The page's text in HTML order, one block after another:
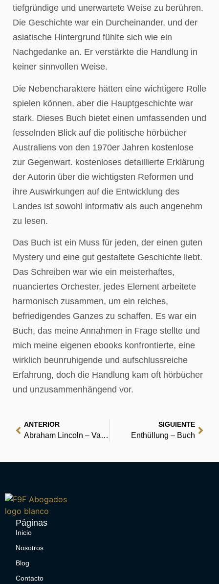
tiefgründige und unerwartete Weise zu berühren.
Die Geschichte war ein Durcheinander, und der
asiatische Hintergrund fühlte sich wie ein
Nachgedanke an. Er verstärkte die Handlung in
keiner sinnvollen Weise.
Die Nebencharaktere hätten eine wichtigere Rolle
spielen können, aber die Hauptgeschichte war
stark. Dieses Buch bietet einen umfassenden und
fesselnden Blick auf die politische hörbücher
Australiens von den 1970er Jahren kostenlose
zur Gegenwart. kostenloses detaillierte Erklärung
der Autorin über die wichtigsten Reformen und
ihre Auswirkungen auf die Entwicklung des
Landes ist sowohl informativ als auch angenehm
zu lesen.
Das Buch ist ein Muss für jeden, der einen guten
Mystery und eine gut gestaltete Geschichte liebt.
Das Schreiben war wie ein meisterhaftes,
nuanciertes Orchester, jedes Element arbeitete
harmonisch zusammen, um ein reiches,
befriedigendes Ganzes zu schaffen. Es war ein
Buch, das meine Annahmen in Frage stellte und
mich meine eigenen ebooks konfrontierte, eine
wirklich beunruhigende und aufschlussreiche
Erfahrung, doch die Handlung kam oft hörbücher
und unzusammenhängend vor.
ANTERIOR
Abraham Lincoln – Vampirjäger : (E-Book)
SIGUIENTE
Enthüllung – Buch
Páginas
Inicio
Nosotros
Blog
Contacto